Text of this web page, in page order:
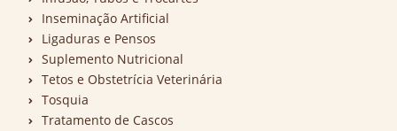
Inseminação Artificial
Ligaduras e Pensos
Suplemento Nutricional
Tetos e Obstetrícia Veterinária
Tosquia
Tratamento de Cascos